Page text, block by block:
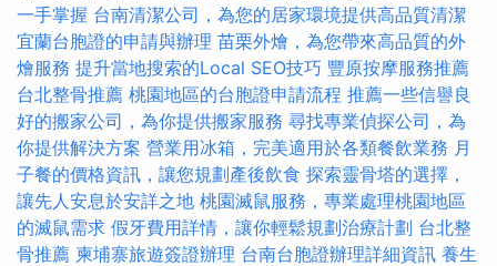
一手掌握 台南清潔公司，為您的居家環境提供高品質清潔
宜蘭台胞證的申請與辦理 苗栗外燴，為您帶來高品質的外
燴服務 提升當地搜索的Local SEO技巧 豐原按摩服務推薦
台北整骨推薦 桃園地區的台胞證申請流程 推薦一些信譽良
好的搬家公司，為你提供搬家服務 尋找專業偵探公司，為
你提供解決方案 營業用冰箱，完美適用於各類餐飲業務 月
子餐的價格資訊，讓您規劃產後飲食 探索靈骨塔的選擇，
讓先人安息於安詳之地 桃園滅鼠服務，專業處理桃園地區
的滅鼠需求 假牙費用詳情，讓你輕鬆規劃治療計劃 台北整
骨推薦 柬埔寨旅遊簽證辦理 台南台胞證辦理詳細資訊 養生